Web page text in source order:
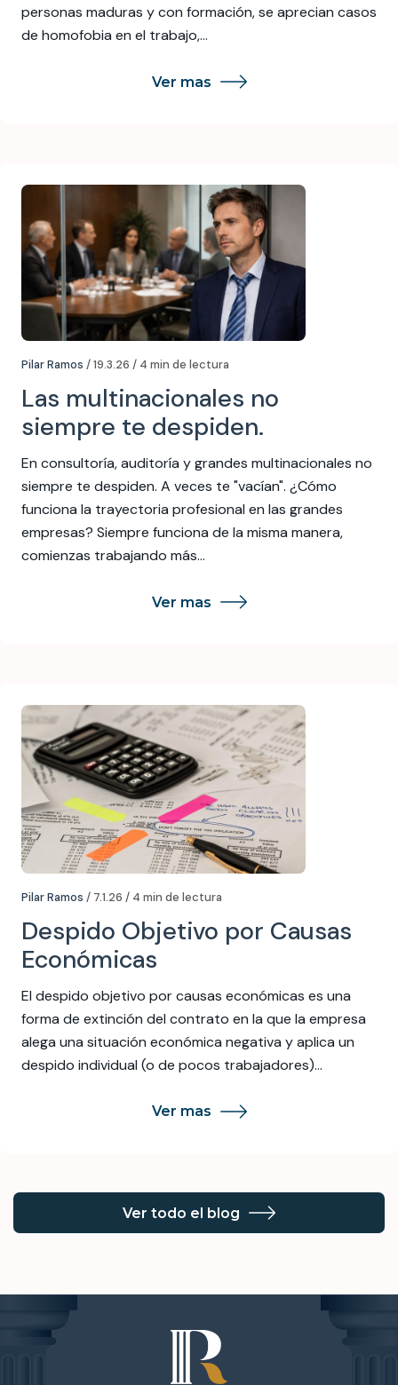
personas maduras y con formación, se aprecian casos
de homofobia en el trabajo,…
Ver mas
Pilar Ramos / 19.3.26 / 4 min de lectura
Las multinacionales no
siempre te despiden.
En consultoría, auditoría y grandes multinacionales no
siempre te despiden. A veces te "vacían". ¿Cómo
funciona la trayectoria profesional en las grandes
empresas? Siempre funciona de la misma manera,
comienzas trabajando más…
Ver mas
Pilar Ramos / 7.1.26 / 4 min de lectura
Despido Objetivo por Causas
Económicas
El despido objetivo por causas económicas es una
forma de extinción del contrato en la que la empresa
alega una situación económica negativa y aplica un
despido individual (o de pocos trabajadores)…
Ver mas
Ver todo el blog